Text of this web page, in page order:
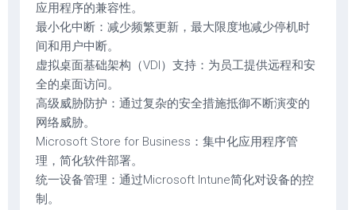
应用程序的兼容性。
最小化中断：减少频繁更新，最大限度地减少停机时
间和用户中断。
虚拟桌面基础架构（VDI）支持：为员工提供远程和安
全的桌面访问。
高级威胁防护：通过复杂的安全措施抵御不断演变的
网络威胁。
Microsoft Store for Business：集中化应用程序管
理，简化软件部署。
统一设备管理：通过Microsoft Intune简化对设备的控
制。